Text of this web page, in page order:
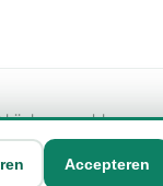
de vermelde
Accepteren